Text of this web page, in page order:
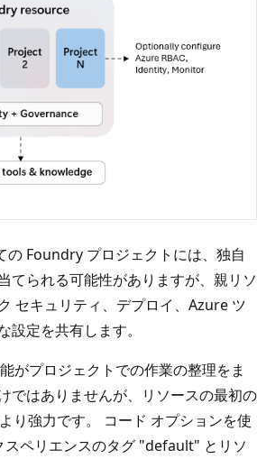
の Foundry プロジェクトには、独自
てられる可能性がありますが、親リソ
セキュリティ、デプロイ、Azure ツ
設定を共有します。
がプロジェクトでの作業の整理をま
ではありませんが、リソースの最初の
り強力です。 コード オプションを使
スペリエンスのタグ "default" とリソ